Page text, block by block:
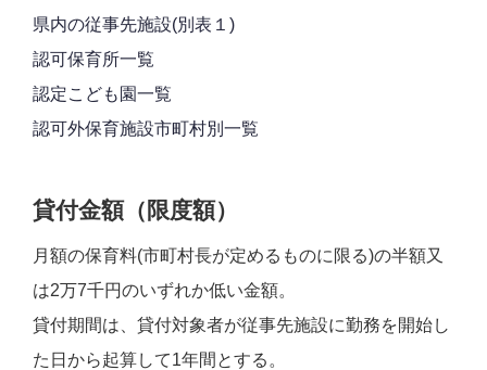
県内の従事先施設(別表１)
認可保育所一覧
認定こども園一覧
認可外保育施設市町村別一覧
貸付金額（限度額）
月額の保育料(市町村長が定めるものに限る)の半額又
は2万7千円のいずれか低い金額。
貸付期間は、貸付対象者が従事先施設に勤務を開始し
た日から起算して1年間とする。